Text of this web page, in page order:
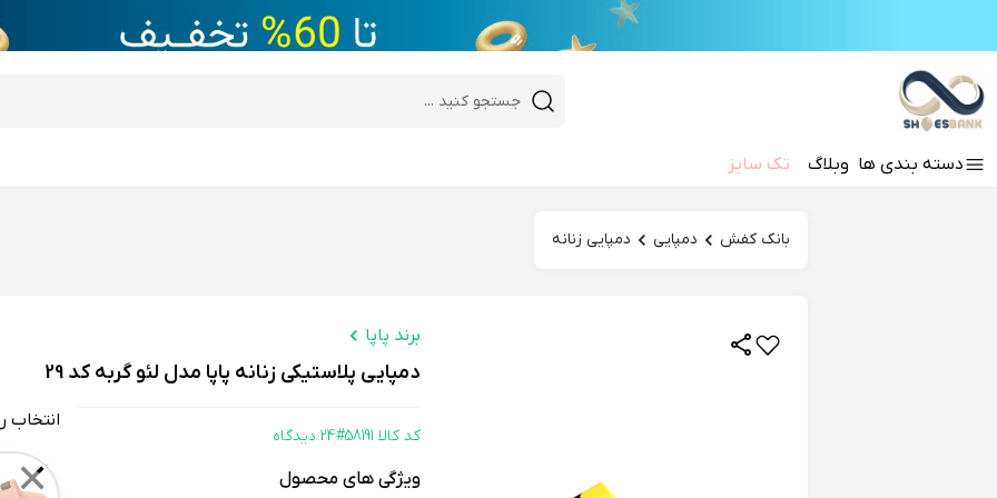
desktop header search
دسته‌ بندی‌ ها وبلاگ تک سایزHi there!
بانک کفش دمپایی دمپایی زنانه
برند پاپا
دمپایی پلاستیکی زنانه پاپا مدل لئو گربه کد 29
کد کالا 58191# 24 دیدگاه
ویژگی های محصول
انتخاب
Color
✕